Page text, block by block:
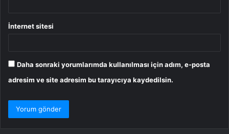
İnternet sitesi
Daha sonraki yorumlarımda kullanılması için adım, e-posta
adresim ve site adresim bu tarayıcıya kaydedilsin.